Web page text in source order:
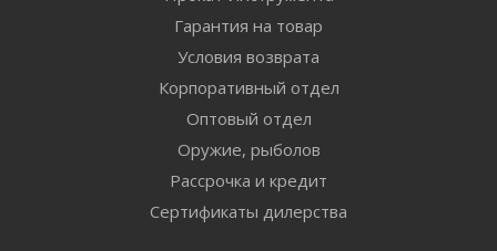
Гарантия на товар
Условия возврата
Корпоративный отдел
Оптовый отдел
Оружие, рыболов
Рассрочка и кредит
Сертификаты дилерства